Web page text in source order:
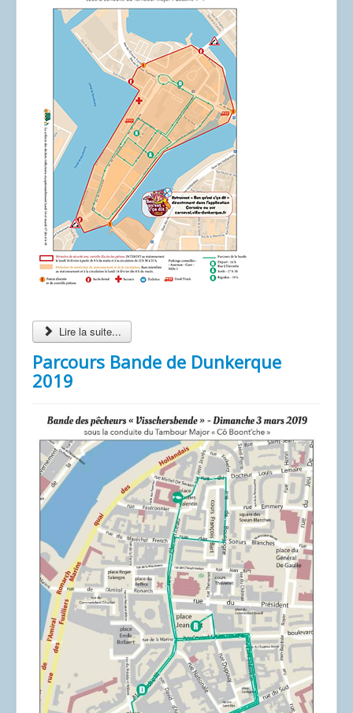
Lire la suite...
Parcours Bande de Dunkerque
2019